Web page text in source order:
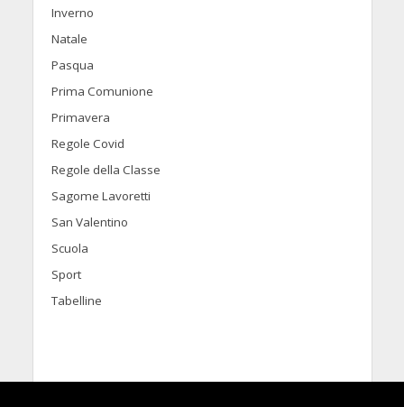
Inverno
Natale
Pasqua
Prima Comunione
Primavera
Regole Covid
Regole della Classe
Sagome Lavoretti
San Valentino
Scuola
Sport
Tabelline